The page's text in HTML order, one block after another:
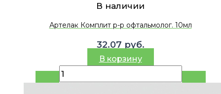
В наличии
Артелак Комплит р-р офтальмолог. 10мл
32.07 руб.
В корзину